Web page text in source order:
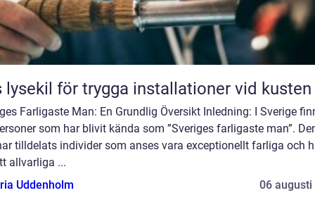
lysekil för trygga installationer vid kusten
Farligaste Man: En Grundlig Översikt Inledning: I Sverige
som har blivit kända som ”Sveriges farligaste man”.
tilldelats individer som anses vara exceptionellt farliga och
allvarliga ...
Uddenholm
06 augusti